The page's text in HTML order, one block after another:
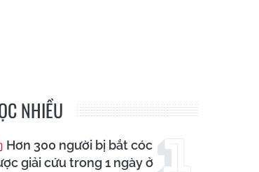
NHIỀU
Hơn 300 người bị bắt cóc
giải cứu trong 1 ngày ở